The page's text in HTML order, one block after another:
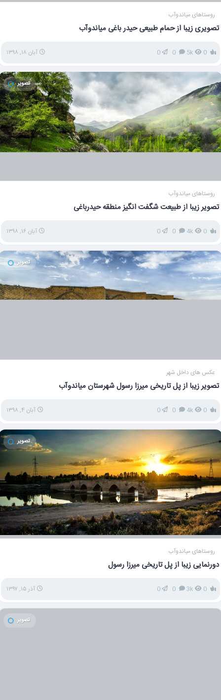
روستاهای میاندوآب
تصویری زیبا از حمام طبیعی حیدر باغی میاندوآب
5k
0 آبان ۱۸, ۱۳۹۸
تصویر
روستاهای میاندوآب
تصویر زیبا از طبیعت شگفت انگیز منطقه حیدرباغی
4k
0 آبان ۱۶, ۱۳۹۸
تصویر
عکس های داخل شهر
تصویر زیبا از پل تاریخی میرزا رسول شهرستان میاندوآب
4k
0 آبان ۴, ۱۳۹۸
تصویر
روستاهای میاندوآب
دورنمایی زیبا از پل تاریخی میرزا رسول
3k
0 آذر ۱۵, ۱۳۹۷
تصویر